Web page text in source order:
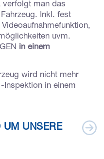
verfolgt man das
Inkl. fest
uvm.
in einem
wird nicht mehr
Inspektion in einem
UM UNSERE